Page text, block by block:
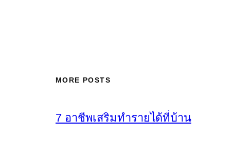
MORE POSTS
7 อาชีพเสริมทำรายได้ที่บ้าน